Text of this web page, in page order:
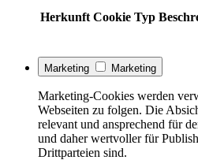
Herkunft Cookie Typ
Marketing Marketing
Marketing-Cookies werden
Webseiten zu folgen. Die
relevant und ansprechend für
und daher wertvoller für
Drittparteien sind.